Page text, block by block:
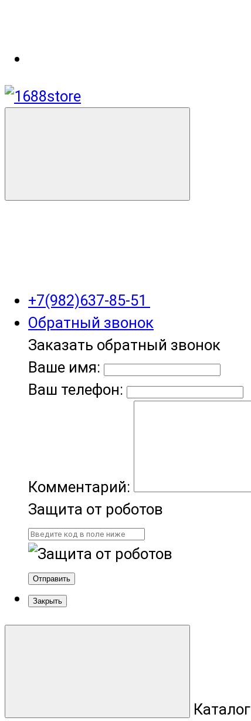
+7(982)637-85-51
Обратный звонок
Заказать обратный звонок
Ваше имя:
Ваш телефон:
Комментарий:
Защита от роботов
Отправить
Закрыть
Каталог